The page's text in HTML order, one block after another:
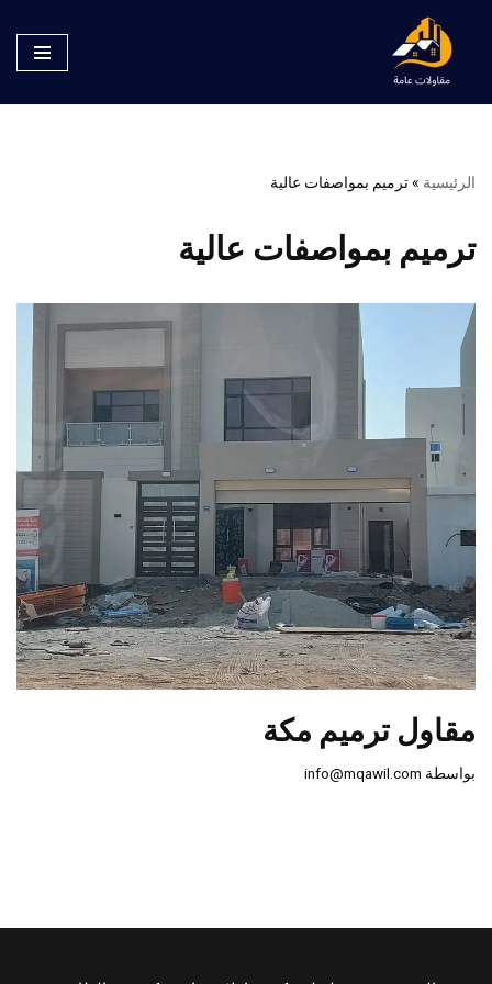
تخطى
الرئيسية »ترميم بمواصفات عالية
ترميم بمواصفات عالية
مقاول ترميم مكة
بواسطة info@mqawil.com